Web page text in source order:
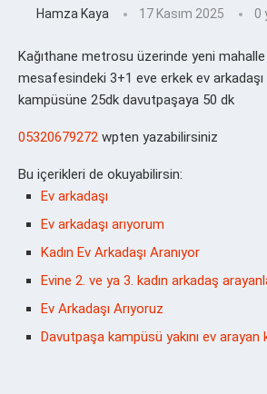
Hamza Kaya 17 Kasım 2025 0
Kağıthane metrosu üzerinde yeni
mesafesindeki 3+1 eve erkek ev
kampüsüne 25dk davutpaşaya 50 dk
05320679272 wpten yazabilirsiniz
Bu içerikleri de okuyabilirsin:
Ev arkadaşı
Ev arkadaşı arıyorum
Kadın Ev Arkadaşı Aranıyor
Evine 2. ve ya 3. kadın arkadaş
Ev Arkadaşı Arıyoruz
Davutpaşa kampüsü yakını ev arayan